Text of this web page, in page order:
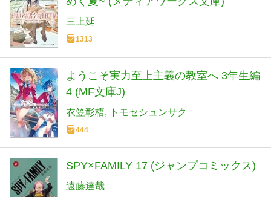
三上延
1313
ようこそ実力至上主義の教室へ 3年生編
4 (MF文庫J)
衣笠彰梧 トモセシュンサク
444
SPY×FAMILY 17 (ジャンプコミックス)
遠藤達哉